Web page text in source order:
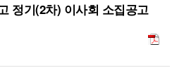
정기(2차) 이사회 소집공고